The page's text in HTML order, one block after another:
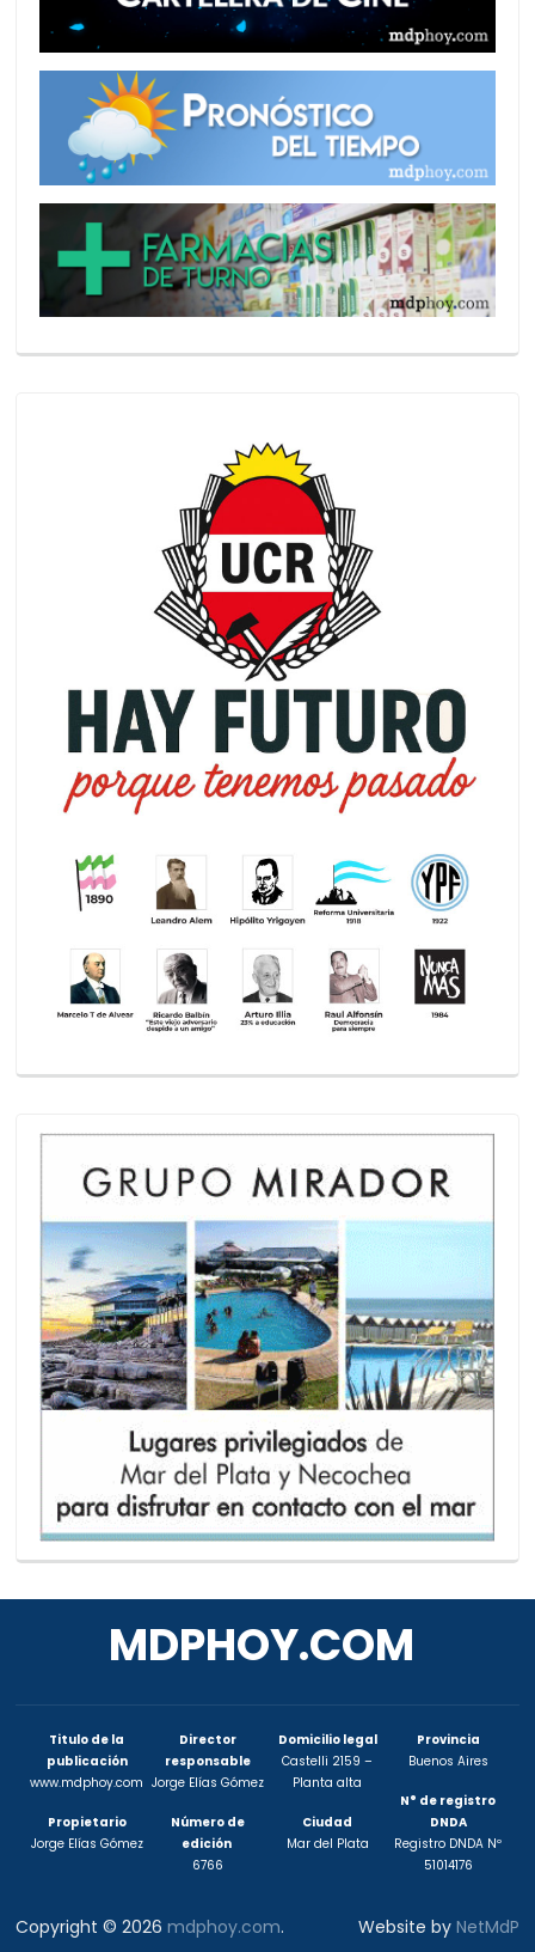
MDPHOY.COM
Titulo de la
publicación
www.mdphoy.com
Propietario
Jorge Elías Gómez
Director
responsable
Jorge Elías Gómez
Número de
edición
6766
Domicilio legal
Castelli 2159 –
Planta alta
Ciudad
Mar del Plata
Provincia
Buenos Aires
N° de registro
DNDA
Registro DNDA Nº
51014176
Copyright © 2026mdphoy.com. Website by NetMdP